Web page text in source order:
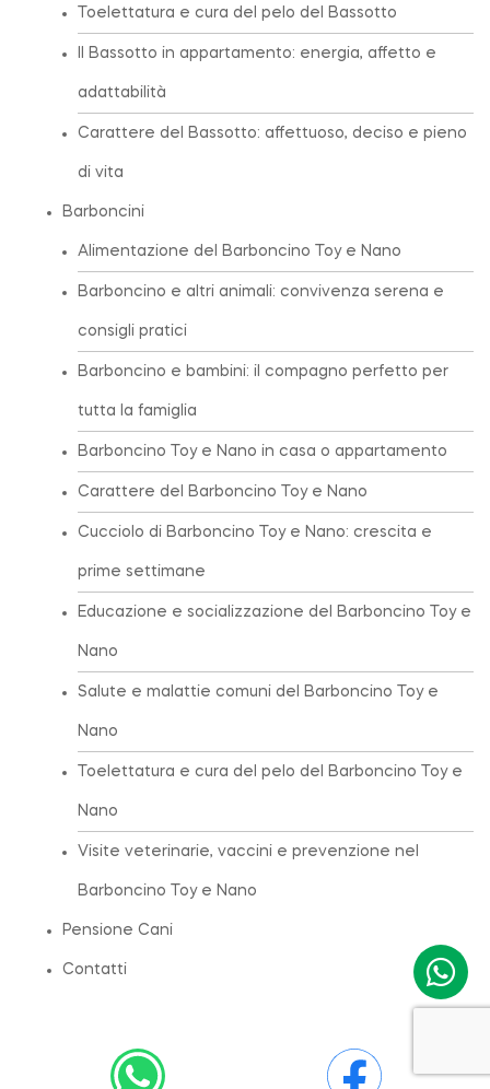
Toelettatura e cura del pelo del Bassotto
Il Bassotto in appartamento: energia, affetto e
adattabilità
Carattere del Bassotto: affettuoso, deciso e pieno
di vita
Barboncini
Alimentazione del Barboncino Toy e Nano
Barboncino e altri animali: convivenza serena e
consigli pratici
Barboncino e bambini: il compagno perfetto per
tutta la famiglia
Barboncino Toy e Nano in casa o appartamento
Carattere del Barboncino Toy e Nano
Cucciolo di Barboncino Toy e Nano: crescita e
prime settimane
Educazione e socializzazione del Barboncino Toy e
Nano
Salute e malattie comuni del Barboncino Toy e
Nano
Toelettatura e cura del pelo del Barboncino Toy e
Nano
Visite veterinarie, vaccini e prevenzione nel
Barboncino Toy e Nano
Pensione Cani
Contatti